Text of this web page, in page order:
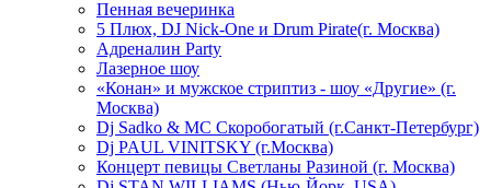
Пенная вечеринка
5 Плюх, DJ Nick-One и Drum Pirate(г. Москва)
Адреналин Party
Лазерное шоу
«Конан» и мужское стриптиз - шоу «Другие» (г.
Москва)
Dj Sadko & МС Скоробогатый (г.Санкт-Петербург)
Dj PAUL VINITSKY (г.Москва)
Концерт певицы Светланы Разиной (г. Москва)